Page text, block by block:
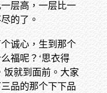
层高，一层比一
的了。
诚心，生到那个
福呢？‘思衣得
饭就到面前。大家
品的那个下下品